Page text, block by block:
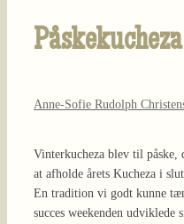
Anne-Sofie Rudolph
Vinterkucheza blev til påske,
at afholde årets Kucheza i
En tradition vi godt kunne
succes weekenden udviklede